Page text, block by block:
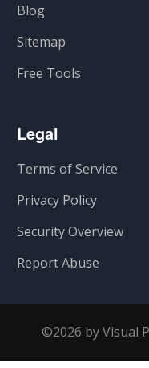
Blog
Sitemap
Free Tools
Legal
Terms of Service
Privacy Policy
Security Overview
Report Abuse
©2026 by Visual